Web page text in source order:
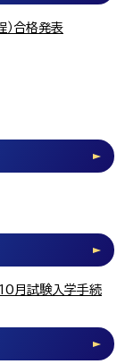
合格発表
10月試験入学手続